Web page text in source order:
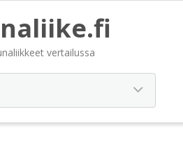
vertailussa